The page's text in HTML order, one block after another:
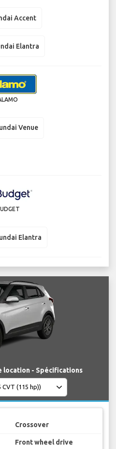
Accent
Elantra
Venue
Elantra
location - Spécifications
Crossover
Front wheel drive